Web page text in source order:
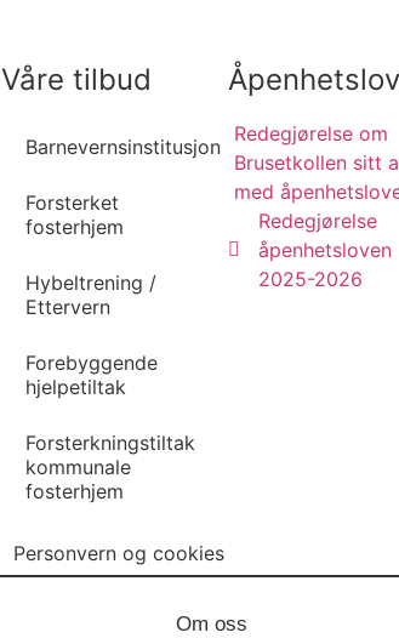
Våre tilbud
Barnevernsinstitusjon
Forsterket
fosterhjem
Hybeltrening /
Ettervern
Forebyggende
hjelpetiltak
Forsterkningstiltak
kommunale
fosterhjem
Redegjørelse om
Brusetkollen sitt
med
Redegjørelse
åpenhetsloven
2025-2026
Personvern og cookies
Om oss